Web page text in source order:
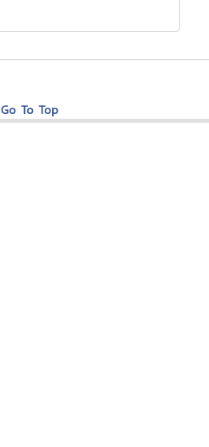
Go To Top